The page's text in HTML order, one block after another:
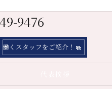
9476
働くスタッフをご紹介！